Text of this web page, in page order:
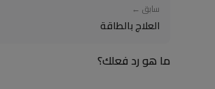
سابق ←
العلاج بالطاقة
ما هو رد فعلك؟